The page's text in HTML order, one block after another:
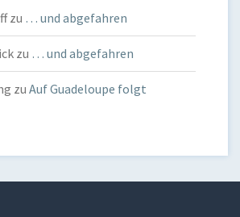
zu … und abgefahren
zu … und abgefahren
zu Auf Guadeloupe folgt